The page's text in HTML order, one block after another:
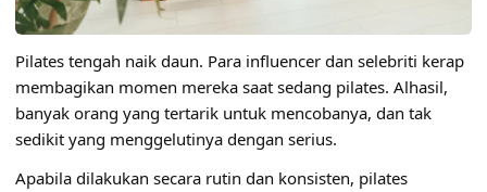
Pilates tengah naik daun. Para influencer dan selebriti kerap
membagikan momen mereka saat sedang pilates. Alhasil,
banyak orang yang tertarik untuk mencobanya, dan tak
sedikit yang menggelutinya dengan serius.
Apabila dilakukan secara rutin dan konsisten, pilates